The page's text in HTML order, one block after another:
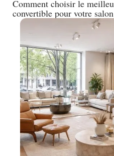
Comment choisir le
convertible pour votre